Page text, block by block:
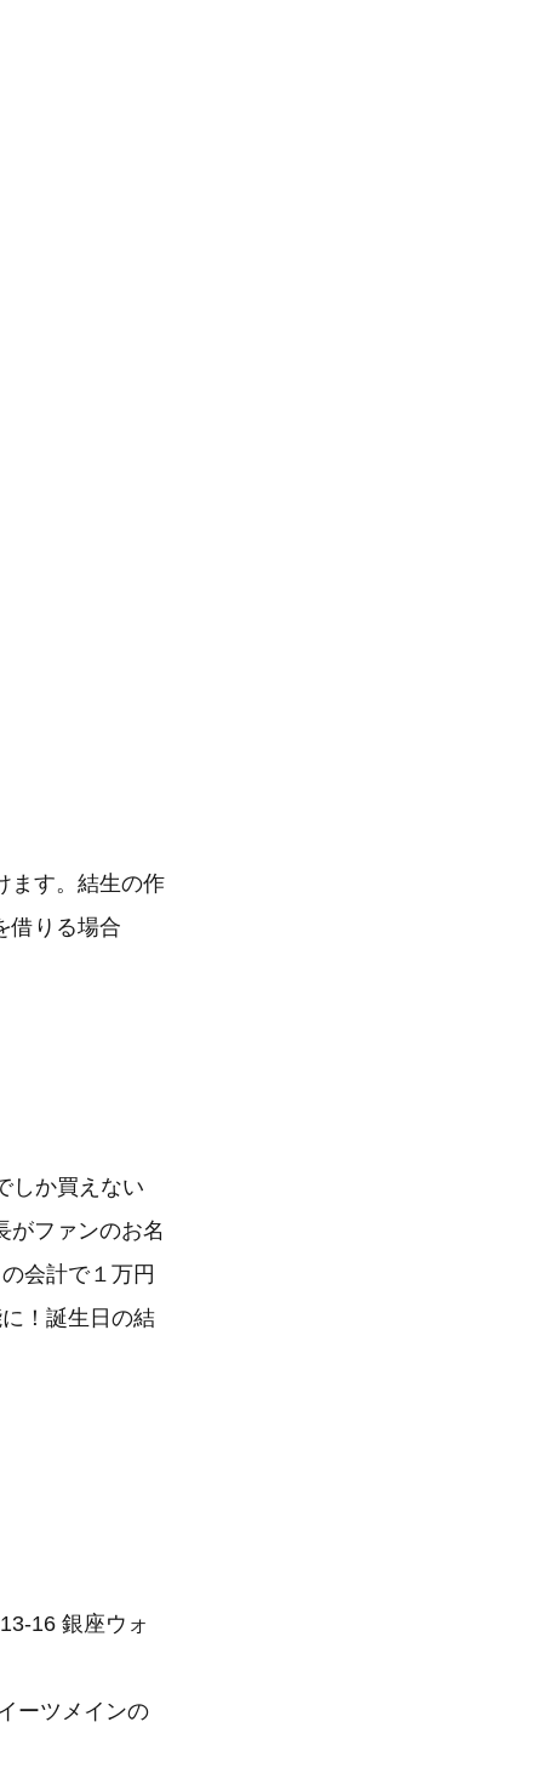
ます。結生の作
借りる場合
しか買えない
がファンのお名
会計で１万円
！誕生日の結
16 銀座ウォ
ーツメインの